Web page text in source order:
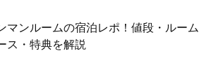
マンルームの宿泊レポ！値段・ルーム
ス・特典を解説